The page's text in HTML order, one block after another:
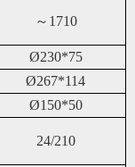
～1710
Ø230*75
Ø267*114
Ø150*50
24/210